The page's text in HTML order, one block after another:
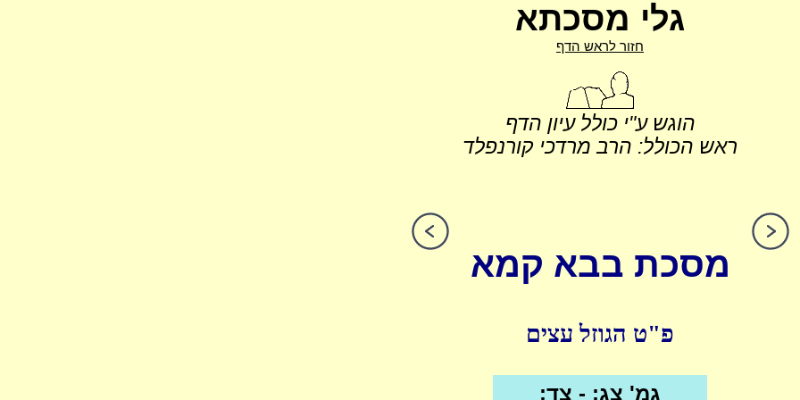
גלי מסכתא
חזור לראש הדף
הוגש ע"י כולל עיון הדף
ראש הכולל: הרב מרדכי קורנפלד
מסכת בבא קמא
פ"ט הגוזל עצים
גמ' צג: - צד: